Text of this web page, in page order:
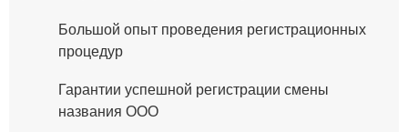
Большой опыт проведения регистрационных
процедур
Гарантии успешной регистрации смены
названия ООО